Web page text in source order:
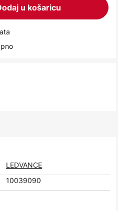
u košaricu
LEDVANCE
10039090